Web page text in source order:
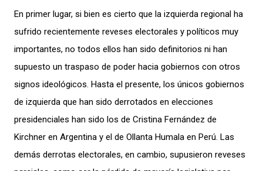
En primer lugar, si bien es cierto que la izquierda regional ha
sufrido recientemente reveses electorales y políticos muy
importantes, no todos ellos han sido definitorios ni han
supuesto un traspaso de poder hacia gobiernos con otros
signos ideológicos. Hasta el presente, los únicos gobiernos
de izquierda que han sido derrotados en elecciones
presidenciales han sido los de Cristina Fernández de
Kirchner en Argentina y el de Ollanta Humala en Perú. Las
demás derrotas electorales, en cambio, supusieron reveses